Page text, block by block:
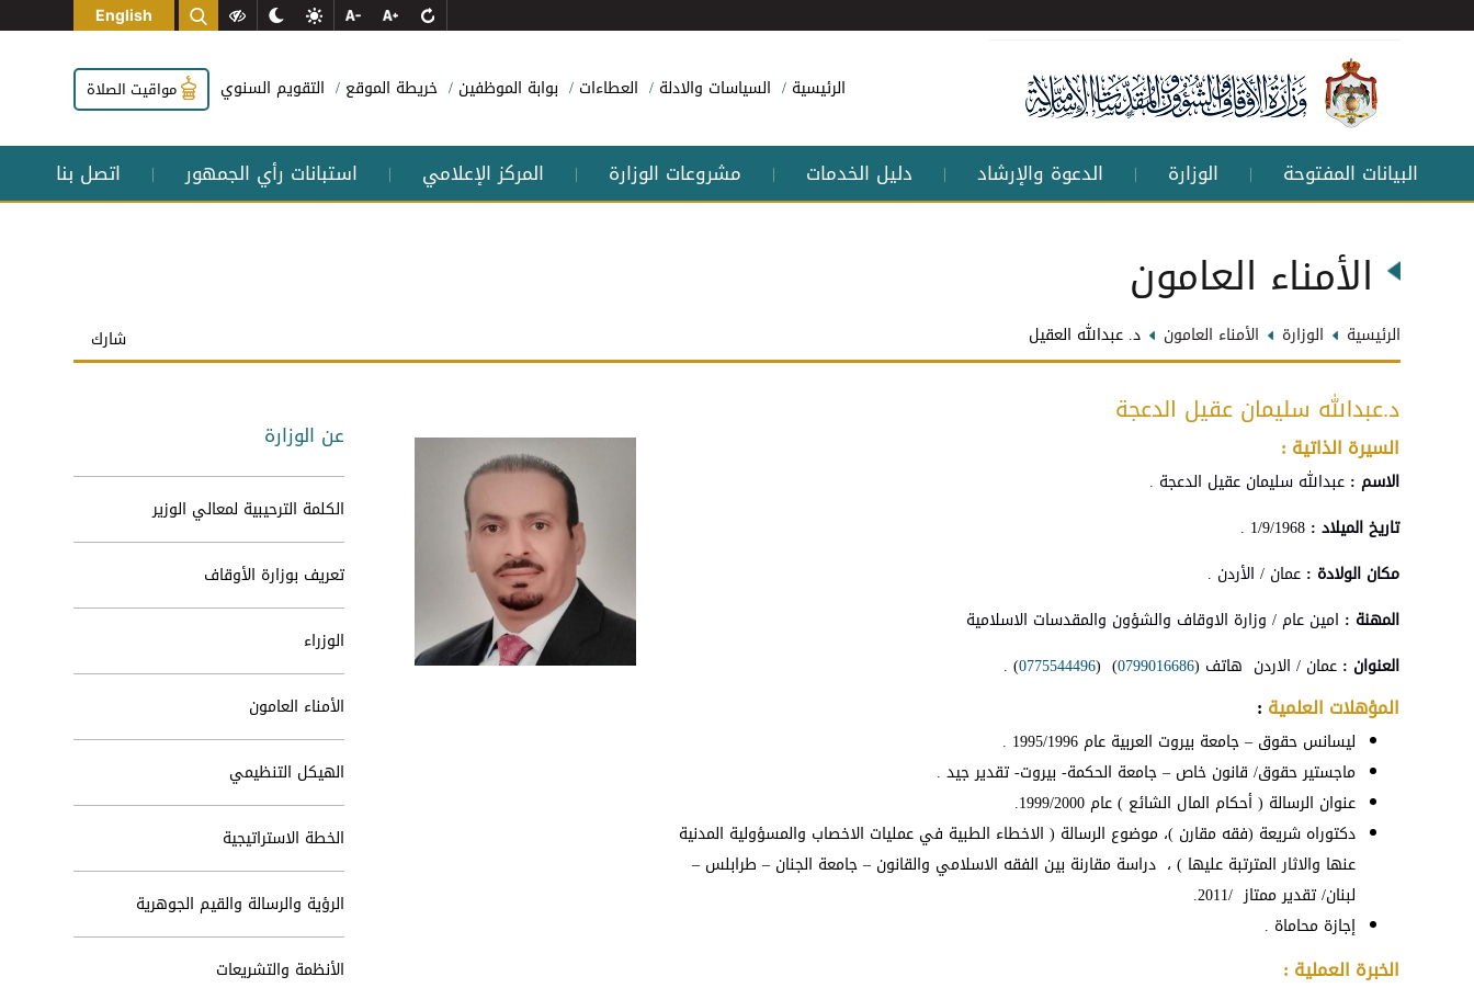
English
الرئيسية السياسات والادلة العطاءات بوابة الموظفين خريطة الموقع التقويم السنوي مواقيت الصلاة
البيانات المفتوحة | الوزارة | الدعوة والإرشاد | دليل الخدمات | مشروعات الوزارة | المركز الإعلامي | استبانات رأي الجمهور | اتصل بنا
الأمناء العامون
الرئيسية الوزارة الأمناء العامون د. عبدالله العقيل شارك
د.عبدالله سليمان عقيل الدعجة
السيرة الذاتية :
الاسم : عبدالله سليمان عقيل الدعجة .
تاريخ الميلاد :
مكان الولادة : عمان / الأردن .
المهنة : امين عام / وزارة الاوقاف والشؤون والمقدسات الاسلامية
العنوان : عمان / الاردن هاتف (0799016686
) (
0775544496
) .
المؤهلات العلمية :
ليسانس حقوق – جامعة بيروت العربية عام 1995/1996 .
ماجستير حقوق/ قانون خاص – جامعة الحكمة- بيروت- تقدير جيد .
عنوان الرسالة ( أحكام المال الشائع ) عام 1999/2000.
دكتوراه شريعة (فقه مقارن )، موضوع الرسالة ( الاخطاء الطبية في عمليات الاخصاب والمسؤولية المدنية
عنها والاثار المترتبة عليها ) ، دراسة مقارنة بين الفقه الاسلامي والقانون – جامعة الجنان – طرابلس –
لبنان/ تقدير ممتاز /2011.
إجازة محاماة .
الخبرة العملية :
عن الوزارة
الكلمة الترحيبية لمعالي الوزير
تعريف بوزارة الأوقاف
الوزراء
الأمناء العامون
الهيكل التنظيمي
الخطة الاستراتيجية
الرؤية والرسالة والقيم الجوهرية
الأنظمة والتشريعات